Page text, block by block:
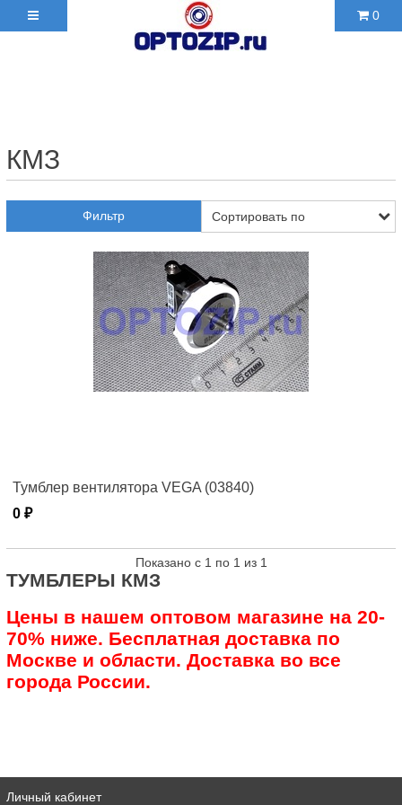
0
КМЗ
Фильтр
Тумблер вентилятора VEGA (03840)
0 ₽
Показано с 1 по 1 из 1
ТУМБЛЕРЫ КМЗ
Цены в нашем оптовом магазине на 20-
70% ниже. Бесплатная доставка по
Москве и области. Доставка во все
города России.
Личный кабинет